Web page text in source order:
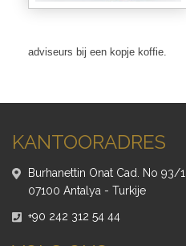
adviseurs bij een kopje koffie.
KANTOORADRES
Burhanettin Onat Cad. No 93/1
07100 Antalya - Turkije
+90 242 312 54 44